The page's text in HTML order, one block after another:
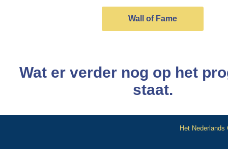
Wall of Fame
Wat er verder nog op het
staat.
Het